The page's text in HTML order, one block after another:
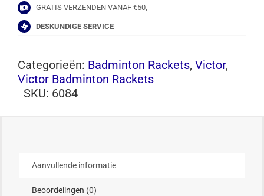
GRATIS VERZENDEN VANAF €50,-
DESKUNDIGE SERVICE
Categorieën: Badminton Rackets, Victor,
Victor Badminton Rackets
SKU: 6084
Aanvullende informatie
Beoordelingen (0)